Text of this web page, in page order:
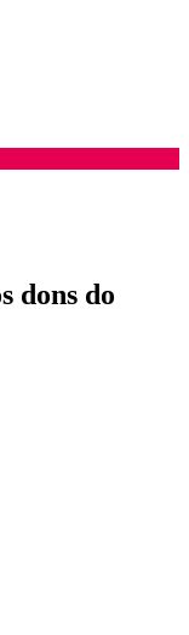
dons do